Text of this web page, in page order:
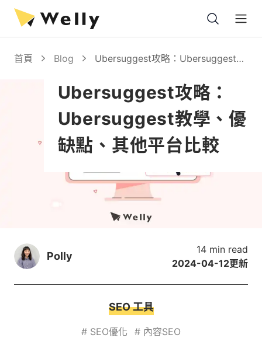
首頁 Blog
Ubersuggest攻略：Ubersuggest教
Ubersuggest攻略：
Ubersuggest教學、優
缺點、其他平台比較
Polly
14 min read
2024-04-12更新
SEO 工具
# SEO優化 # 內容SEO